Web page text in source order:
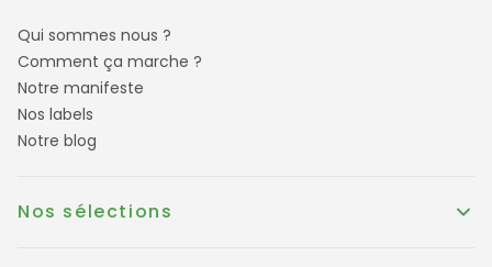
Qui sommes nous ?
Comment ça marche ?
Notre manifeste
Nos labels
Notre blog
Nos sélections